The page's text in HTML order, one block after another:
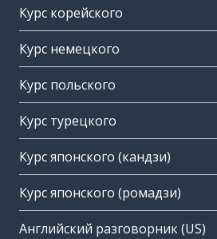
Курс корейского
Курс немецкого
Курс польского
Курс турецкого
Курс японского (кандзи)
Курс японского (ромадзи)
Английский разговорник (US)